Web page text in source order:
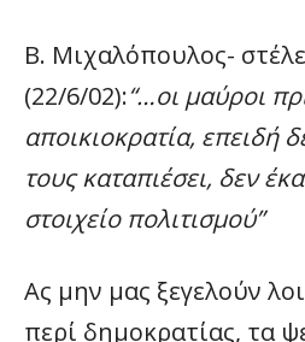
Β. Μιχαλόπουλος-
(22/6/02):“…οι μαύροι
αποικιοκρατία, επειδή
τους καταπιέσει, δεν
στοιχείο πολιτισμού”
Ας μην μας ξεγελούν
περί δημοκρατίας, τα